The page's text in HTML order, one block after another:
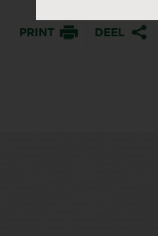
PRINT DEEL